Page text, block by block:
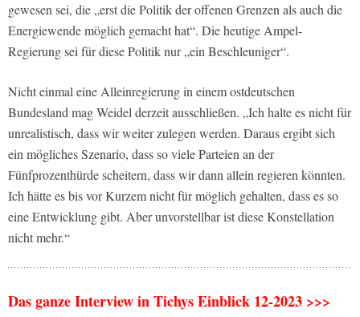
gewesen sei, die „erst die Politik der offenen Grenzen als auch die
Energiewende möglich gemacht hat“. Die heutige Ampel-
Regierung sei für diese Politik nur „ein Beschleuniger“.
Nicht einmal eine Alleinregierung in einem ostdeutschen
Bundesland mag Weidel derzeit ausschließen. „Ich halte es nicht für
unrealistisch, dass wir weiter zulegen werden. Daraus ergibt sich
ein mögliches Szenario, dass so viele Parteien an der
Fünfprozenthürde scheitern, dass wir dann allein regieren könnten.
Ich hätte es bis vor Kurzem nicht für möglich gehalten, dass es so
eine Entwicklung gibt. Aber unvorstellbar ist diese Konstellation
nicht mehr.“
Das ganze Interview in Tichys Einblick 12-2023 >>>